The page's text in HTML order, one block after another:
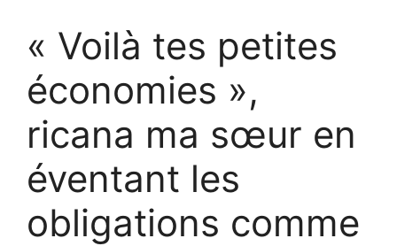
« Voilà tes petites
économies »,
ricana ma sœur en
éventant les
obligations comme